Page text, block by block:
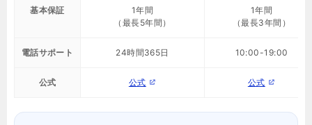
基本保証
1年間
（最長5年間）
1年間
（最長3年間）
電話サポート 24時間365日 10:00-19:00
公式 公式 公式